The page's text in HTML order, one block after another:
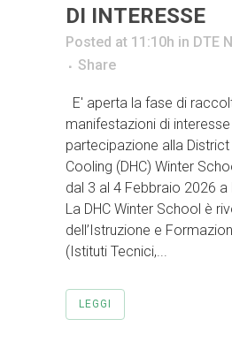
DI INTERESSE
Posted at 11:10h in DTE
Share
E' aperta la fase di
manifestazioni di
partecipazione alla District
Cooling (DHC) Winter
dal 3 al 4 Febbraio 2026 a
La DHC Winter School è
dell’Istruzione e
(Istituti Tecnici,...
LEGGI